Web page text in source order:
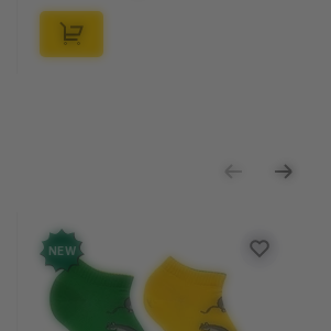
NEW